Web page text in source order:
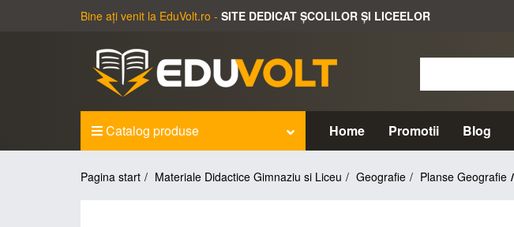
Bine ați venit la EduVolt.ro - SITE DEDICAT ȘCOLILOR ȘI LICEELOR
Catalog produse Home Promotii Blog
Pagina start Materiale Didactice Gimnaziu si Liceu Geografie Planse Geografie